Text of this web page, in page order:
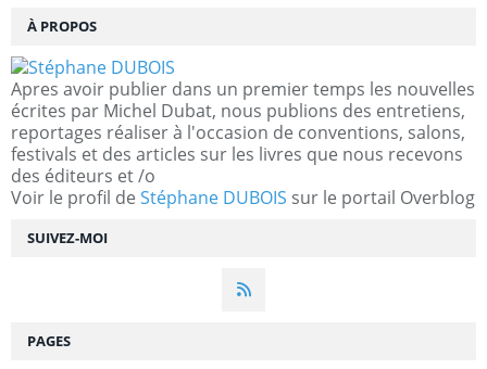
SUIVEZ-MOI
À PROPOS
Apres avoir publier dans un premier temps les nouvelles
écrites par Michel Dubat, nous publions des entretiens,
reportages réaliser à l'occasion de conventions, salons,
festivals et des articles sur les livres que nous recevons
des éditeurs et /o
Voir le profil de Stéphane DUBOIS sur le portail Overblog
PAGES